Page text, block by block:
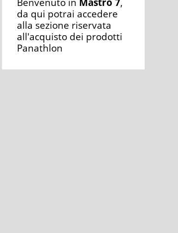
da qui potrai accedere
alla sezione riservata
all'acquisto dei prodotti
Panathlon